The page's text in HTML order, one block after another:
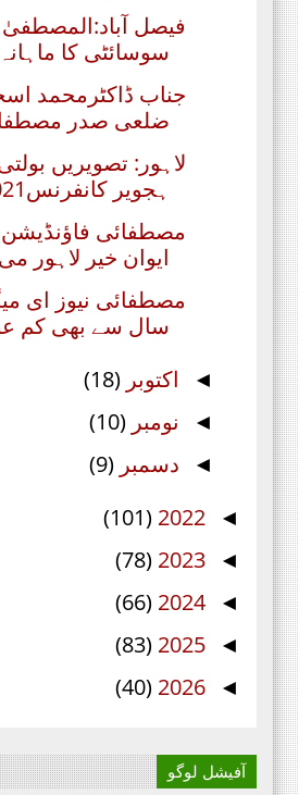
فیصل آباد:المصطفیٰ
سوسائٹی کا
جناب ڈاکٹرمحمد
ضلعی صدر
لاہور: تصویریں
ہجویر کانفرنس2021 ...
مصطفائی فاؤنڈیشن
ایوان خیر لاہور
مصطفائی نیوز ای
سال سے بھی کم
◄ اکتوبر (18)
◄ نومبر (10)
◄ دسمبر (9)
◄
2022
(101)
◄
2023
(78)
◄
2024
(66)
◄
2025
(83)
◄
2026
(40)
آفیشل لوگو